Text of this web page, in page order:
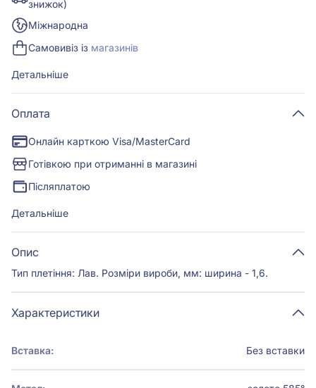
знижок)
Міжнародна
Самовивіз із магазинів
Детальніше
Оплата
Онлайн карткою Visa/MasterCard
Готівкою при отриманні в магазині
Післяплатою
Детальніше
Опис
Тип плетіння: Лав. Розміри вироби, мм: ширина - 1,6.
Характеристики
Вставка: Без вставки